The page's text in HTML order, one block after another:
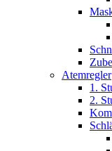
Atemregler
1.
2.